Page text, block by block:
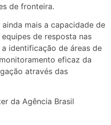
de fronteira.
mais a capacidade de
de resposta nas
identificação de áreas de
eficaz da
através das
da Agência Brasil